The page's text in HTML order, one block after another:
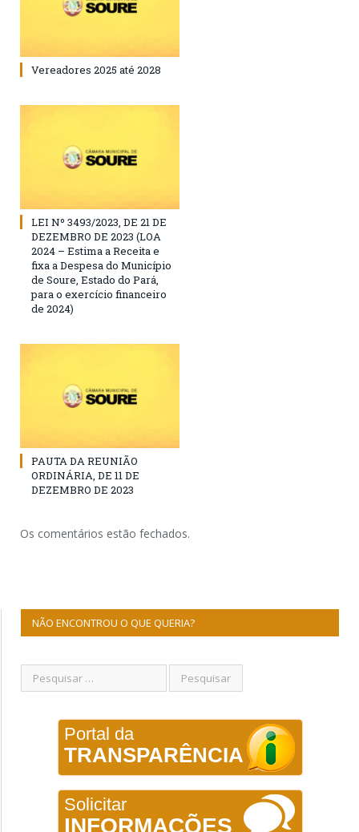
Vereadores 2025 até 2028
LEI Nº 3493/2023, DE 21 DE
DEZEMBRO DE 2023 (LOA
2024 – Estima a Receita e
fixa a Despesa do Município
de Soure, Estado do Pará,
para o exercício financeiro
de 2024)
PAUTA DA REUNIÃO
ORDINÁRIA, DE 11 DE
DEZEMBRO DE 2023
Os comentários estão fechados.
NÃO ENCONTROU O QUE QUERIA?
Portal da
TRANSPARÊNCIA
Solicitar
INFORMAÇÕES